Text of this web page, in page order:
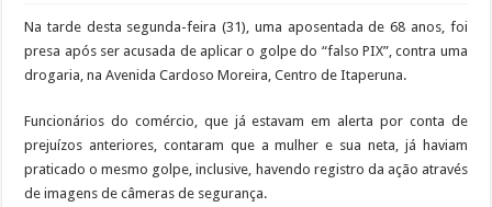
Na tarde desta segunda-feira (31), uma aposentada de 68 anos, foi
presa após ser acusada de aplicar o golpe do “falso PIX”, contra uma
drogaria, na Avenida Cardoso Moreira, Centro de Itaperuna.
Funcionários do comércio, que já estavam em alerta por conta de
prejuízos anteriores, contaram que a mulher e sua neta, já haviam
praticado o mesmo golpe, inclusive, havendo registro da ação através
de imagens de câmeras de segurança.